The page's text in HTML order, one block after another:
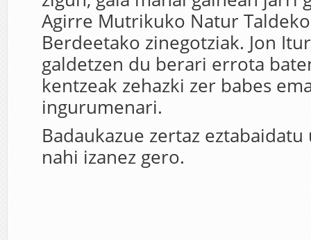
Agirre Mutrikuko Natur
Berdeetako zinegotziak. Jon
galdetzen du berari errota
kentzeak zehazki zer babes
ingurumenari.
Badaukazue zertaz
nahi izanez gero.